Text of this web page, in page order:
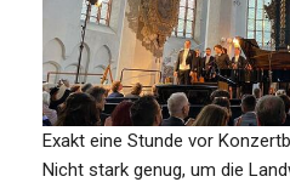
Exakt eine Stunde vor
Nicht stark genug, um die